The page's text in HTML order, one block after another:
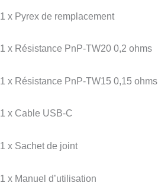
1 x Pyrex de remplacement
1 x Résistance PnP-TW20 0,2 ohms
1 x Résistance PnP-TW15 0,15 ohms
1 x Cable USB-C
1 x Sachet de joint
1 x Manuel d’utilisation